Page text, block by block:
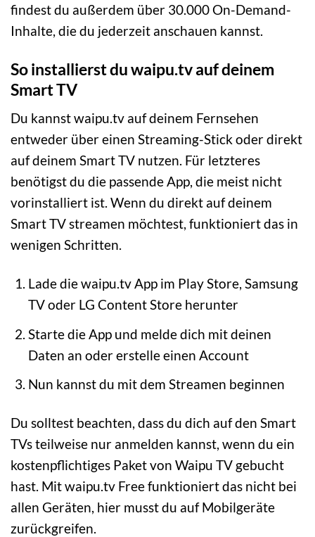
findest du außerdem über 30.000 On-Demand-
Inhalte, die du jederzeit anschauen kannst.
So installierst du waipu.tv auf deinem
Smart TV
Du kannst waipu.tv auf deinem Fernsehen
entweder über einen Streaming-Stick oder direkt
auf deinem Smart TV nutzen. Für letzteres
benötigst du die passende App, die meist nicht
vorinstalliert ist. Wenn du direkt auf deinem
Smart TV streamen möchtest, funktioniert das in
wenigen Schritten.
Lade die waipu.tv App im Play Store, Samsung
TV oder LG Content Store herunter
Starte die App und melde dich mit deinen
Daten an oder erstelle einen Account
Nun kannst du mit dem Streamen beginnen
Du solltest beachten, dass du dich auf den Smart
TVs teilweise nur anmelden kannst, wenn du ein
kostenpflichtiges Paket von Waipu TV gebucht
hast. Mit waipu.tv Free funktioniert das nicht bei
allen Geräten, hier musst du auf Mobilgeräte
zurückgreifen.